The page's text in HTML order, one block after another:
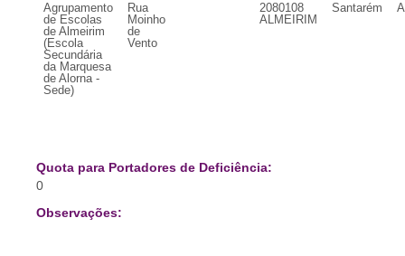
Agrupamento
de Escolas
de Almeirim
(Escola
Secundária
da Marquesa
de Alorna -
Sede)
Rua
Moinho
de
Vento
2080108
ALMEIRIM
Santarém
Quota para Portadores de Deficiência:
0
Observações: